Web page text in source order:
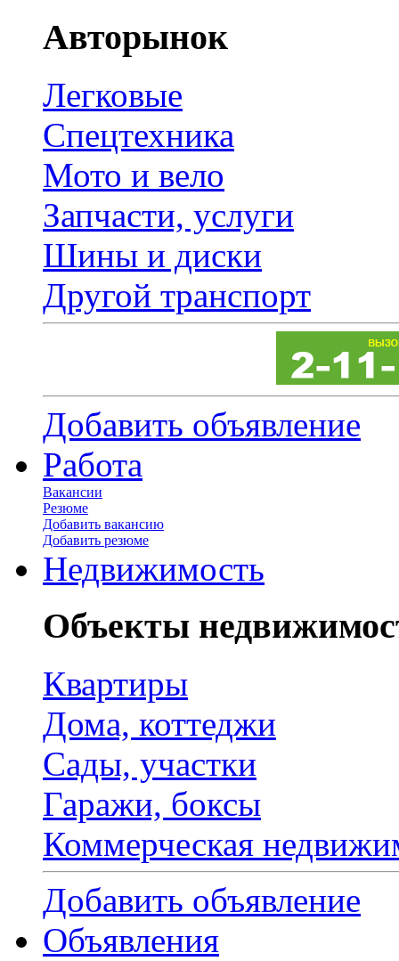
Авторынок
Легковые
Спецтехника
Мото и вело
Запчасти, услуги
Шины и диски
Другой транспорт
Добавить объявление
Работа
Вакансии
Резюме
Добавить вакансию
Добавить резюме
Недвижимость
Объекты
Квартиры
Дома, коттеджи
Сады, участки
Гаражи, боксы
Коммерческая
Добавить объявление
Объявления